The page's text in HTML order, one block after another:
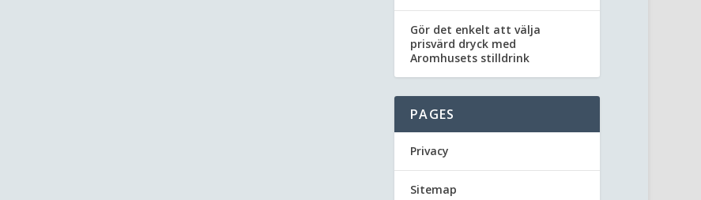
Gör det enkelt att välja
prisvärd dryck med
Aromhusets stilldrink
PAGES
Privacy
Sitemap